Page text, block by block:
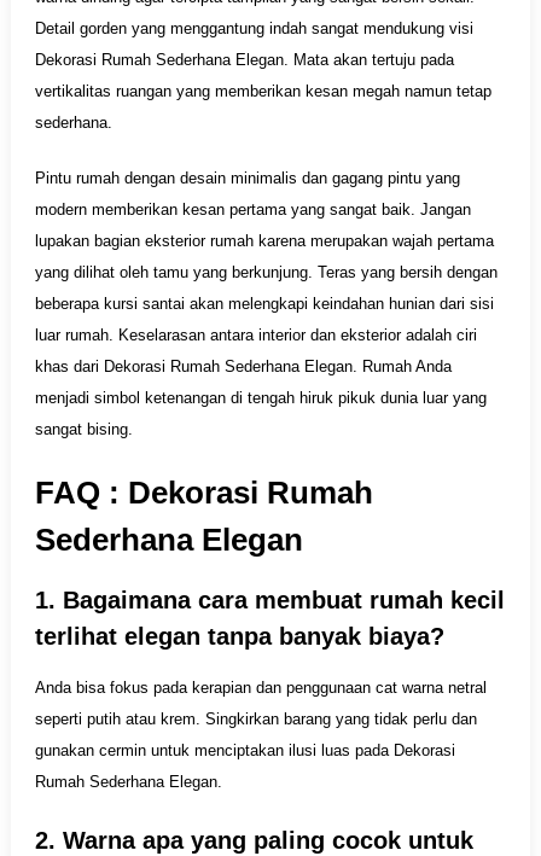
Detail gorden yang menggantung indah sangat mendukung visi
Dekorasi Rumah Sederhana Elegan. Mata akan tertuju pada
vertikalitas ruangan yang memberikan kesan megah namun tetap
sederhana.
Pintu rumah dengan desain minimalis dan gagang pintu yang
modern memberikan kesan pertama yang sangat baik. Jangan
lupakan bagian eksterior rumah karena merupakan wajah pertama
yang dilihat oleh tamu yang berkunjung. Teras yang bersih dengan
beberapa kursi santai akan melengkapi keindahan hunian dari sisi
luar rumah. Keselarasan antara interior dan eksterior adalah ciri
khas dari Dekorasi Rumah Sederhana Elegan. Rumah Anda
menjadi simbol ketenangan di tengah hiruk pikuk dunia luar yang
sangat bising.
FAQ : Dekorasi Rumah
Sederhana Elegan
1. Bagaimana cara membuat rumah kecil
terlihat elegan tanpa banyak biaya?
Anda bisa fokus pada kerapian dan penggunaan cat warna netral
seperti putih atau krem. Singkirkan barang yang tidak perlu dan
gunakan cermin untuk menciptakan ilusi luas pada Dekorasi
Rumah Sederhana Elegan.
2. Warna apa yang paling cocok untuk